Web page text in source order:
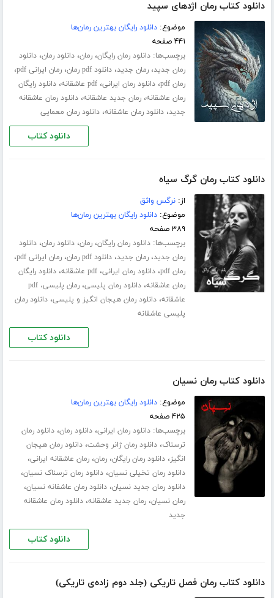
دانلود کتاب رمان اژدهای سپید
موضوع:دانلود رایگان بهترین رمان‌ها
۴۴۱ صفحه
برچسب‌ها:دانلود رمان رایگان،رمان،دانلود رمان،دانلود
رمان جدید،رمان جدید،دانلود pdf رمان ،رمان ایرانی pdf ،
رمان pdf ،دانلود رمان ایرانی،pdf عاشقانه ،دانلود رایگان
رمان عاشقانه،رمان جدید عاشقانه،دانلود رمان عاشقانه
جدید،دانلود رمان عاشقانه،دانلود رمان معمایی
دانلود کتاب
دانلود کتاب رمان گرگ سیاه
از:نرگس واثق
موضوع:دانلود رایگان بهترین رمان‌ها
۳۸۹ صفحه
برچسب‌ها:دانلود رمان رایگان،رمان،دانلود رمان،دانلود
رمان جدید،رمان جدید،دانلود pdf رمان ،رمان ایرانی pdf ،
رمان pdf ،دانلود رمان ایرانی،pdf عاشقانه ،دانلود رایگان
رمان عاشقانه،دانلود رمان پلیسی،
رمان پلیسی، pdf
عاشقانه،دانلود رمان هیجان انگیز و پلیسی،دانلود رمان
پلیسی عاشقانه
دانلود کتاب
دانلود کتاب رمان نسیان
موضوع:دانلود رایگان بهترین رمان‌ها
۴۲۵ صفحه
برچسب‌ها:دانلود رمان ایرانی،دانلود رمان،دانلود رمان
ترسناک،دانلود رمان ژانر وحشت،دانلود رمان هیجان
انگیز،دانلود رمان رایگان،رمان،رمان عاشقانه ایرانی،
دانلود رمان تخیلی نسیان،دانلود رمان ترسناک نسیان،
دانلود رمان جدید نسیان،دانلود رمان عاشفانه نسیان،
رمان نسیان،رمان جدید عاشقانه،دانلود رمان عاشقانه
جدید
دانلود کتاب
دانلود کتاب رمان فصل تاریکی (جلد دوم زاده‌ی تاریکی)